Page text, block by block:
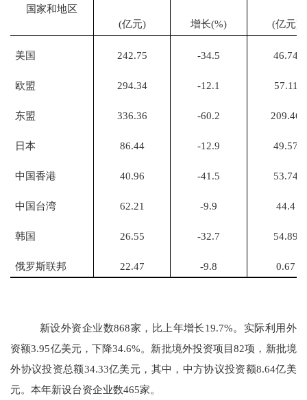
国家和地区
(亿元) 增长(%) (亿元)
美国 242.75 -34.5 46.74
欧盟 294.34 -12.1 57.11
东盟 336.36 -60.2 209.46
日本 86.44 -12.9 49.57
中国香港 40.96 -41.5 53.74
中国台湾 62.21 -9.9 44.4
韩国 26.55 -32.7 54.89
俄罗斯联邦 22.47 -9.8 0.67
新设外资企业数868家，比上年增长19.7%。实际利用外
资额3.95亿美元，下降34.6%。新批境外投资项目82项，新批境
外协议投资总额34.33亿美元，其中，中方协议投资额8.64亿美
元。本年新设台资企业数465家。